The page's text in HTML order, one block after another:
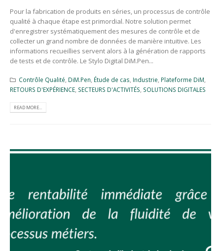
Pour la fabrication de produits en séries, un processus de contrôle
qualité à chaque étape est primordial. Notre solution permet
d'enregistrer systématiquement des mesures de contrôle et de
collecter un grand nombre de données de manière intuitive. Les
informations recueillies servent alors à la génération de rapports
de tests et de contrôle. Le Stylo Digital DiM.Pen...
Contrôle Qualité DiM.Pen Étude de cas Industrie Plateforme DiM
RETOURS D'EXPÉRIENCE SECTEURS D'ACTIVITÉS SOLUTIONS DIGITALES
READ MORE...